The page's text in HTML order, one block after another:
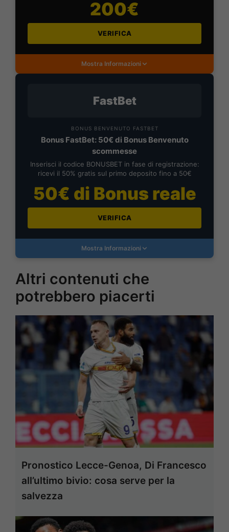
200€
VERIFICA
Mostra Informazioni
FastBet
BONUS BENVENUTO FASTBET
Bonus FastBet: 50€ di Bonus Benvenuto
scommesse
Inserisci il codice BONUSBET in fase di registrazione:
ricevi il 50% gratis sul primo deposito fino a 50€
50€ di Bonus reale
VERIFICA
Mostra Informazioni
Altri contenuti che
potrebbero piacerti
Pronostico Lecce-Genoa, Di Francesco
all’ultimo bivio: cosa serve per la
salvezza